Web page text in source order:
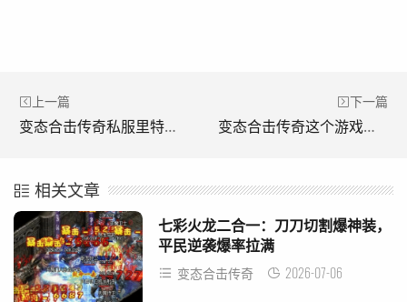
上一篇
变态合击传奇私服里特戒的好处(异常联击传奇私服中特殊戒指的好处)
下一篇
变态合击传奇这个游戏中最强的道士隐身。(变形攻击传奇游戏中最强道士是隐形的。)
相关文章
七彩火龙二合一：刀刀切割爆神装，
平民逆袭爆率拉满
变态合击传奇 2026-07-06